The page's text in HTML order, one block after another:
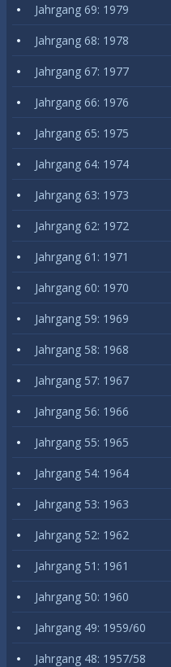
Jahrgang 69: 1979
Jahrgang 68: 1978
Jahrgang 67: 1977
Jahrgang 66: 1976
Jahrgang 65: 1975
Jahrgang 64: 1974
Jahrgang 63: 1973
Jahrgang 62: 1972
Jahrgang 61: 1971
Jahrgang 60: 1970
Jahrgang 59: 1969
Jahrgang 58: 1968
Jahrgang 57: 1967
Jahrgang 56: 1966
Jahrgang 55: 1965
Jahrgang 54: 1964
Jahrgang 53: 1963
Jahrgang 52: 1962
Jahrgang 51: 1961
Jahrgang 50: 1960
Jahrgang 49: 1959/60
Jahrgang 48: 1957/58